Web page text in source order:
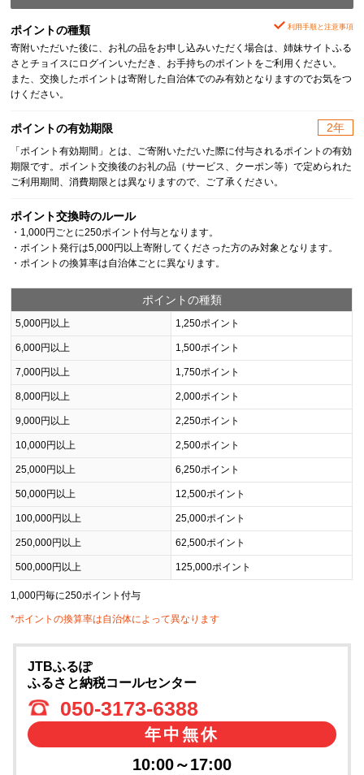
ポイントの種類 利用手順と注意事項
寄附いただいた後に、お礼の品をお申し込みいただく場合は、姉妹サイトふる
さとチョイスにログインいただき、お手持ちのポイントをご利用ください。
また、交換したポイントは寄附した自治体でのみ有効となりますのでお気をつ
けください。
ポイントの有効期限 2年
「ポイント有効期間」とは、ご寄附いただいた際に付与されるポイントの有効
期限です。ポイント交換後のお礼の品（サービス、クーポン等）で定められた
ご利用期間、消費期限とは異なりますので、ご了承ください。
ポイント交換時のルール
・1,000円ごとに250ポイント付与となります。
・ポイント発行は5,000円以上寄附してくださった方のみ対象となります。
・ポイントの換算率は自治体ごとに異なります。
ポイントの種類
5,000円以上 1,250ポイント
6,000円以上 1,500ポイント
7,000円以上 1,750ポイント
8,000円以上 2,000ポイント
9,000円以上 2,250ポイント
10,000円以上 2,500ポイント
25,000円以上 6,250ポイント
50,000円以上 12,500ポイント
100,000円以上 25,000ポイント
250,000円以上 62,500ポイント
500,000円以上 125,000ポイント
1,000円毎に250ポイント付与
*ポイントの換算率は自治体によって異なります
JTBふるぽ
ふるさと納税コールセンター
050-3173-6388
年中無休
10:00～17:00